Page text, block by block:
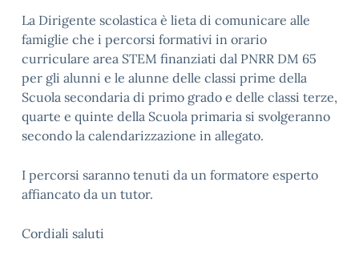
La Dirigente scolastica è lieta di comunicare alle
famiglie che i percorsi formativi in orario
curriculare area STEM finanziati dal PNRR DM 65
per gli alunni e le alunne delle classi prime della
Scuola secondaria di primo grado e delle classi terze,
quarte e quinte della Scuola primaria si svolgeranno
secondo la calendarizzazione in allegato.
I percorsi saranno tenuti da un formatore esperto
affiancato da un tutor.
Cordiali saluti